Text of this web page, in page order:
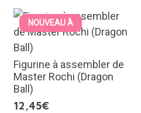
NOUVEAU À
Figurine à assembler de
Master Rochi (Dragon
Ball)
12,45€